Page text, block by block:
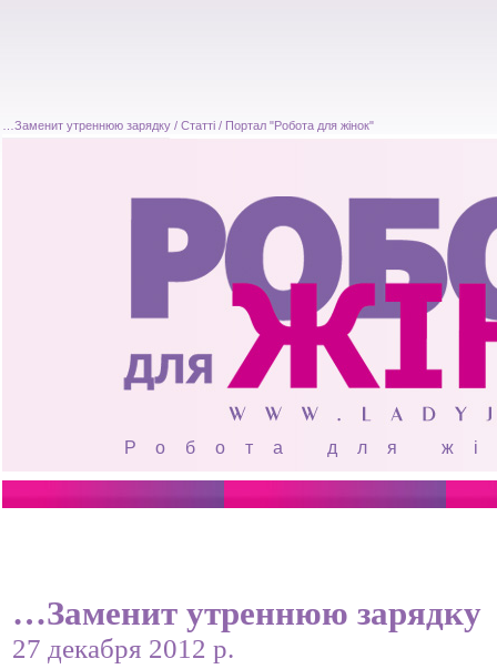
…Заменит утреннюю зарядку / Статті / Портал "Робота для жінок"
Робота для
…Заменит утреннюю зарядку
27 декабря 2012 р.